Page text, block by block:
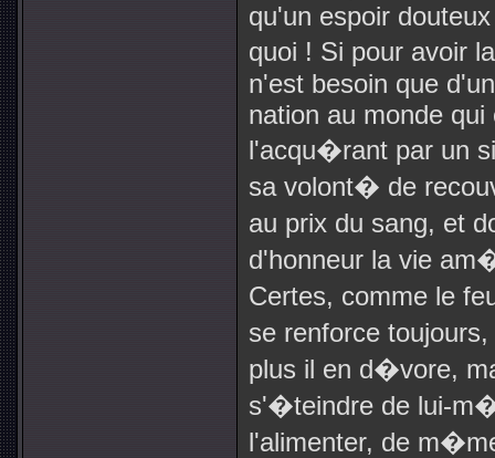
qu'un espoir
quoi ! Si pour avoir
n'est besoin que
nation au monde
l'acqu�rant par un
sa volont� de
au prix du sang, et
d'honneur la vie
Certes, comme le
se renforce
plus il en d�vore,
s'�teindre de lui-
l'alimenter, de